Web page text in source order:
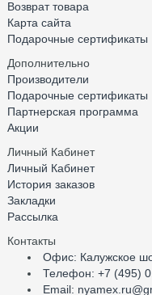
Возврат товара
Карта сайта
Подарочные сертификаты
Дополнительно
Производители
Подарочные сертификаты
Партнерская программа
Акции
Личный Кабинет
Личный Кабинет
История заказов
Закладки
Рассылка
Контакты
Офис: Калужское
Телефон: +7 (495)
Email: